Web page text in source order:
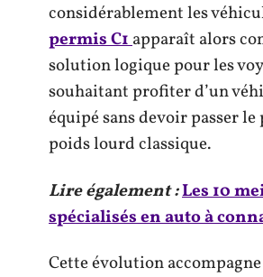
considérablement les
permis C1apparaît alors
solution logique pour les
souhaitant profiter d’un
équipé sans devoir passer
poids lourd classique.
Lire également :Les 10
spécialisés en auto à
Cette évolution